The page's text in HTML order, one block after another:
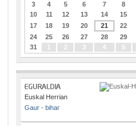
3
4 5 6 7 8
10
11 12 13 14 15
17
18 19 20 21 22
24
25 26 27 28 29
31
1 2 3 4 5
Euskal Herrian
Gaur - bihar